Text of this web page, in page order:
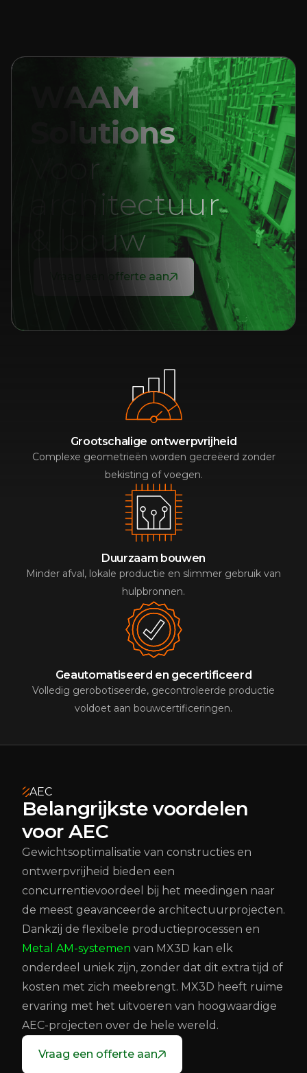
WAAM
Solutions
Voor
architectuur
& bouw
Vraag een offerte aan
Grootschalige ontwerpvrijheid
Complexe geometrieën worden gecreëerd zonder
bekisting of voegen.
Duurzaam bouwen
Minder afval, lokale productie en slimmer gebruik van
hulpbronnen.
Geautomatiseerd en gecertificeerd
Volledig gerobotiseerde, gecontroleerde productie
voldoet aan bouwcertificeringen.
AEC
Belangrijkste voordelen
voor AEC
Gewichtsoptimalisatie van constructies en
ontwerpvrijheid bieden een
concurrentievoordeel bij het meedingen naar
de meest geavanceerde architectuurprojecten.
Dankzij de flexibele productieprocessen en
Metal AM-systemen van MX3D kan elk
onderdeel uniek zijn, zonder dat dit extra tijd of
kosten met zich meebrengt. MX3D heeft ruime
ervaring met het uitvoeren van hoogwaardige
AEC-projecten over de hele wereld.
Vraag een offerte aan